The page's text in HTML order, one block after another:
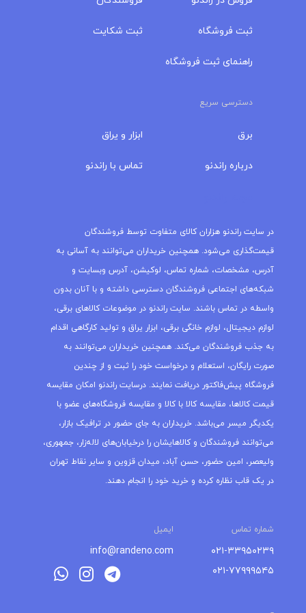
ثبت فروشگاه
راهنمای ثبت فروشگاه
ثبت شکایت
دسترسی سریع
برق
درباره‌ راندنو
ابزار و یراق
تماس با راندنو
در سایت راندنو هزاران کالای متفاوت توسط فروشندگان
قیمت‌گذاری می‌شود. همچنین خریداران می‌توانند به آسانی به
آدرس، مشخصات، شماره تماس، لوکیشن، آدرس وبسایت و
شبکه‌های اجتماعی فروشندگان دسترسی داشته و با آنان بدون
واسطه در تماس باشند. سایت راندنو در موضوعات کالاهای برقی،
لوازم دیجیتال، لوازم خانگی برقی، ابزار یراق و تولید کارگاهی اقدام
به جذب فروشندگان می‌کند. همچنین خریداران می‌توانند به
صورت رایگان، استعلام و درخواست خود را ثبت و از چندین
فروشگاه پیش‌فاکتور دریافت نمایند. درسایت راندنو امکان مقایسه
قیمت کالاها، مقایسه کالا با کالا و مقایسه فروشگاه‌های عضو با
یکدیگر میسر می‌باشد. خریداران به جای حضور در ترافیک بازار،
می‌توانند فروشندگان و کالاهایشان را درخیابان‌های لاله‌زار، جمهوری،
ولیعصر، امین حضور، حسن آباد، میدان قزوین و سایر نقاط تهران
در یک قاب نظاره کرده و خرید خود را انجام دهند.
شماره تماس ایمیل
۰۲۱-۳۳۹۵۰۲۳۹
۰۲۱-۷۷۹۹۹۵۴۵
info@randeno.com